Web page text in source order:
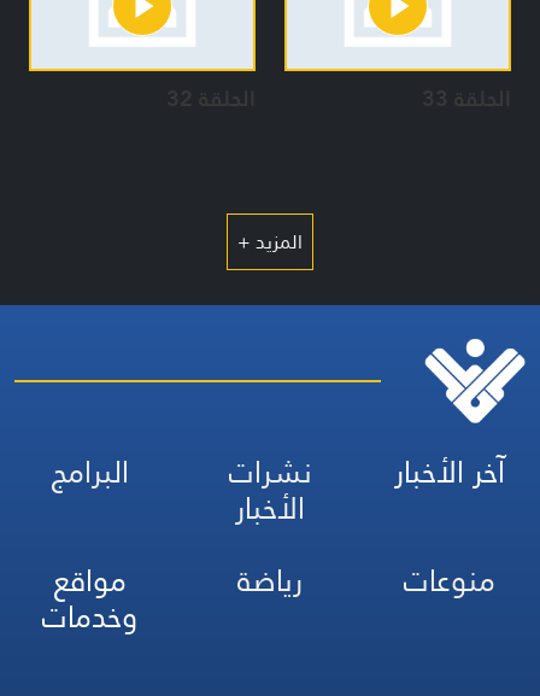
الحلقة 33 الحلقة 32
المزيد +
آخر الأخبار نشرات
الأخبار
البرامج
منوعات
رياضة مواقع
وخدمات